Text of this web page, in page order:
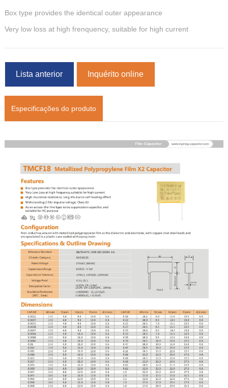
Box type provides the identical outer appearance
Very low loss at high frenquency, suitable for high current
Lista anterior Inquérito online
Especificações do produto